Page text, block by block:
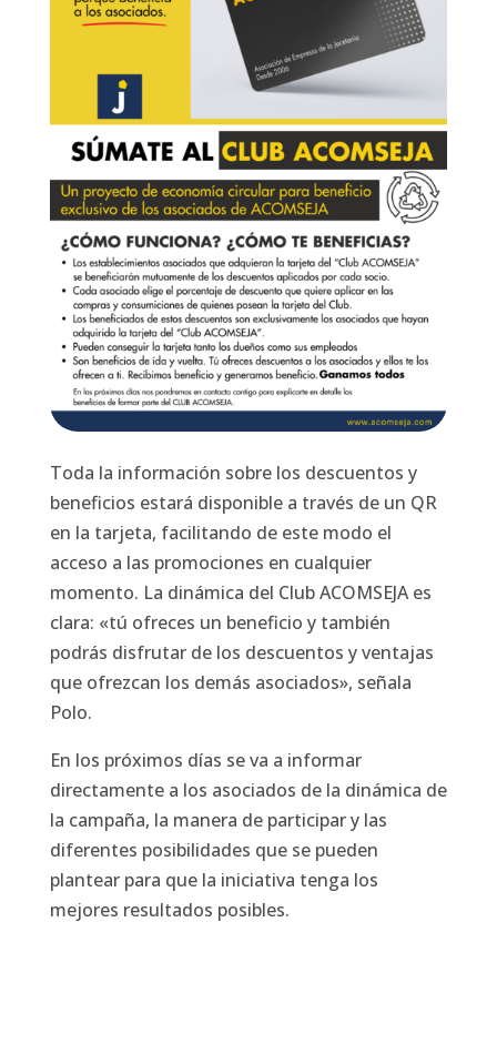
Toda la información sobre los descuentos y
beneficios estará disponible a través de un QR
en la tarjeta, facilitando de este modo el
acceso a las promociones en cualquier
momento. La dinámica del Club ACOMSEJA es
clara: «tú ofreces un beneficio y también
podrás disfrutar de los descuentos y ventajas
que ofrezcan los demás asociados», señala
Polo.
En los próximos días se va a informar
directamente a los asociados de la dinámica de
la campaña, la manera de participar y las
diferentes posibilidades que se pueden
plantear para que la iniciativa tenga los
mejores resultados posibles.